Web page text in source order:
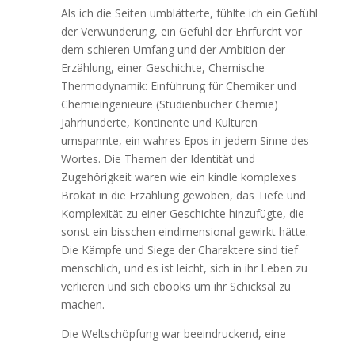
Als ich die Seiten umblätterte, fühlte ich ein Gefühl
der Verwunderung, ein Gefühl der Ehrfurcht vor
dem schieren Umfang und der Ambition der
Erzählung, einer Geschichte, Chemische
Thermodynamik: Einführung für Chemiker und
Chemieingenieure (Studienbücher Chemie)
Jahrhunderte, Kontinente und Kulturen
umspannte, ein wahres Epos in jedem Sinne des
Wortes. Die Themen der Identität und
Zugehörigkeit waren wie ein kindle komplexes
Brokat in die Erzählung gewoben, das Tiefe und
Komplexität zu einer Geschichte hinzufügte, die
sonst ein bisschen eindimensional gewirkt hätte.
Die Kämpfe und Siege der Charaktere sind tief
menschlich, und es ist leicht, sich in ihr Leben zu
verlieren und sich ebooks um ihr Schicksal zu
machen.
Die Weltschöpfung war beeindruckend, eine